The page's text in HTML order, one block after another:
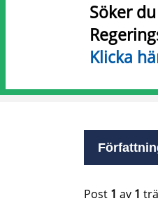
Söker
Klicka
Post 1 av 1